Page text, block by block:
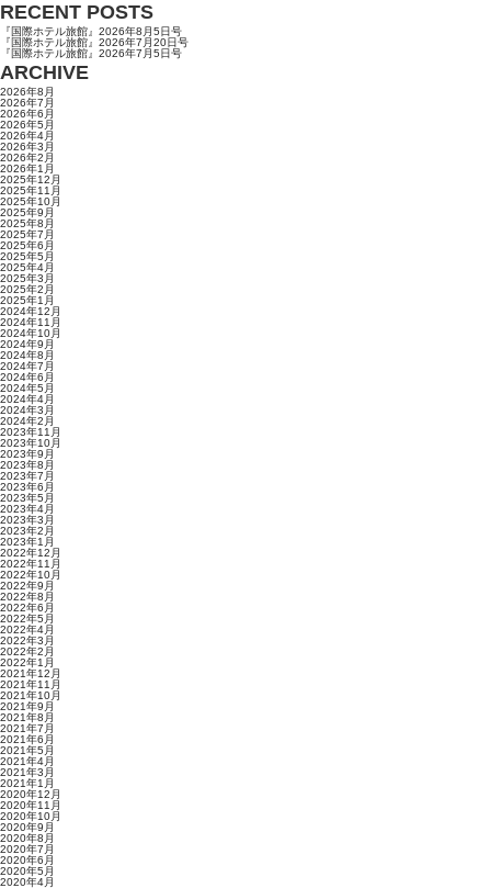
RECENT POSTS
『国際ホテル旅館』2026年8月5日号
『国際ホテル旅館』2026年7月20日号
『国際ホテル旅館』2026年7月5日号
ARCHIVE
2026年8月
2026年7月
2026年6月
2026年5月
2026年4月
2026年3月
2026年2月
2026年1月
2025年12月
2025年11月
2025年10月
2025年9月
2025年8月
2025年7月
2025年6月
2025年5月
2025年4月
2025年3月
2025年2月
2025年1月
2024年12月
2024年11月
2024年10月
2024年9月
2024年8月
2024年7月
2024年6月
2024年5月
2024年4月
2024年3月
2024年2月
2023年11月
2023年10月
2023年9月
2023年8月
2023年7月
2023年6月
2023年5月
2023年4月
2023年3月
2023年2月
2023年1月
2022年12月
2022年11月
2022年10月
2022年9月
2022年8月
2022年6月
2022年5月
2022年4月
2022年3月
2022年2月
2022年1月
2021年12月
2021年11月
2021年10月
2021年9月
2021年8月
2021年7月
2021年6月
2021年5月
2021年4月
2021年3月
2021年1月
2020年12月
2020年11月
2020年10月
2020年9月
2020年8月
2020年7月
2020年6月
2020年5月
2020年4月